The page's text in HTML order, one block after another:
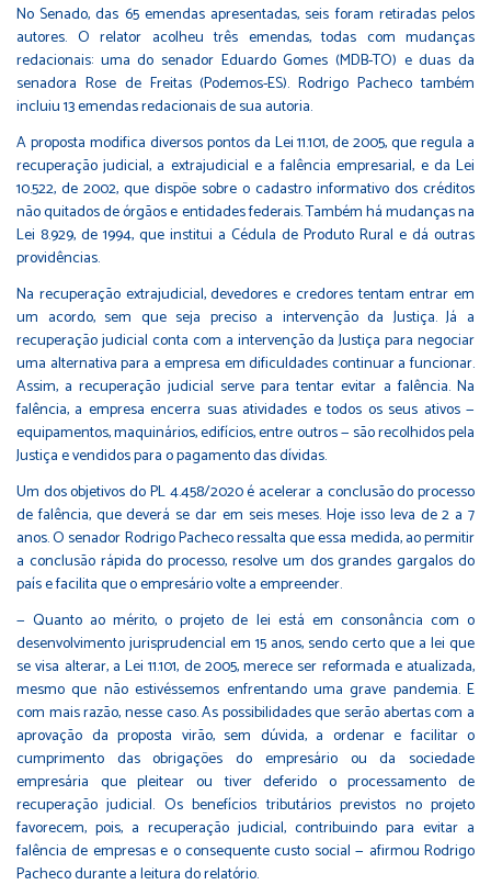
No Senado, das 65 emendas apresentadas, seis foram retiradas pelos
autores. O relator acolheu três emendas, todas com mudanças
redacionais: uma do senador Eduardo Gomes (MDB-TO) e duas da
senadora Rose de Freitas (Podemos-ES). Rodrigo Pacheco também
incluiu 13 emendas redacionais de sua autoria.
A proposta modifica diversos pontos da Lei 11.101, de 2005, que regula a
recuperação judicial, a extrajudicial e a falência empresarial, e da Lei
10.522, de 2002, que dispõe sobre o cadastro informativo dos créditos
não quitados de órgãos e entidades federais. Também há mudanças na
Lei 8.929, de 1994, que institui a Cédula de Produto Rural e dá outras
providências.
Na recuperação extrajudicial, devedores e credores tentam entrar em
um acordo, sem que seja preciso a intervenção da Justiça. Já a
recuperação judicial conta com a intervenção da Justiça para negociar
uma alternativa para a empresa em dificuldades continuar a funcionar.
Assim, a recuperação judicial serve para tentar evitar a falência. Na
falência, a empresa encerra suas atividades e todos os seus ativos —
equipamentos, maquinários, edifícios, entre outros — são recolhidos pela
Justiça e vendidos para o pagamento das dívidas.
Um dos objetivos do PL 4.458/2020 é acelerar a conclusão do processo
de falência, que deverá se dar em seis meses. Hoje isso leva de 2 a 7
anos. O senador Rodrigo Pacheco ressalta que essa medida, ao permitir
a conclusão rápida do processo, resolve um dos grandes gargalos do
país e facilita que o empresário volte a empreender.
— Quanto ao mérito, o projeto de lei está em consonância com o
desenvolvimento jurisprudencial em 15 anos, sendo certo que a lei que
se visa alterar, a Lei 11.101, de 2005, merece ser reformada e atualizada,
mesmo que não estivéssemos enfrentando uma grave pandemia. E
com mais razão, nesse caso. As possibilidades que serão abertas com a
aprovação da proposta virão, sem dúvida, a ordenar e facilitar o
cumprimento das obrigações do empresário ou da sociedade
empresária que pleitear ou tiver deferido o processamento de
recuperação judicial. Os benefícios tributários previstos no projeto
favorecem, pois, a recuperação judicial, contribuindo para evitar a
falência de empresas e o consequente custo social — afirmou Rodrigo
Pacheco durante a leitura do relatório.